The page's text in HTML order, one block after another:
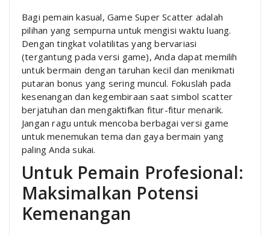
Bagi pemain kasual, Game Super Scatter adalah
pilihan yang sempurna untuk mengisi waktu luang.
Dengan tingkat volatilitas yang bervariasi
(tergantung pada versi game), Anda dapat memilih
untuk bermain dengan taruhan kecil dan menikmati
putaran bonus yang sering muncul. Fokuslah pada
kesenangan dan kegembiraan saat simbol scatter
berjatuhan dan mengaktifkan fitur-fitur menarik.
Jangan ragu untuk mencoba berbagai versi game
untuk menemukan tema dan gaya bermain yang
paling Anda sukai.
Untuk Pemain Profesional:
Maksimalkan Potensi
Kemenangan